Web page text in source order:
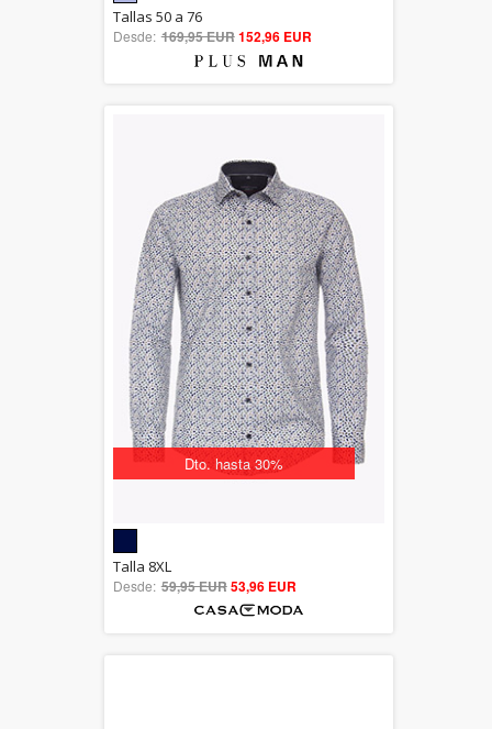
out of 5
Tallas 50 a 76
Desde: 169,95 EUR152,96 EUR
Dto. hasta 30%
out of 5
Talla 8XL
Desde: 59,95 EUR53,96 EUR